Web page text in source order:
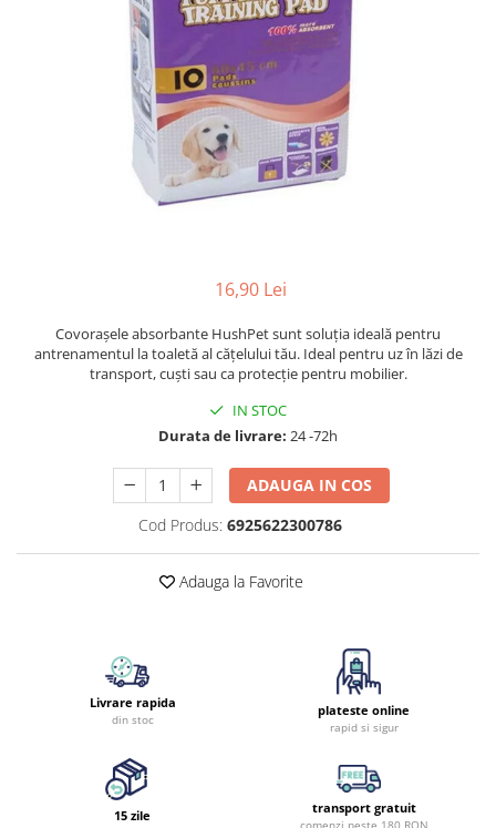
16,90 Lei
Covorașele absorbante HushPet sunt soluția ideală pentru
antrenamentul la toaletă al cățelului tău. Ideal pentru uz în lăzi de
transport, cuști sau ca protecție pentru mobilier.
IN STOC
Durata de livrare: 24 -72h
ADAUGA IN COS
Cod Produs: 6925622300786
Adauga la Favorite
Livrare rapida
din stoc
plateste online
rapid si sigur
15 zile transport gratuit
comenzi peste 180 RON